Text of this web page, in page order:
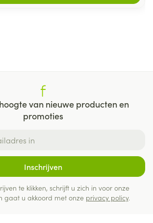
van nieuwe producten en
promoties
Inschrijven
te klikken, schrijft u zich in voor onze
gaat u akkoord met onze privacy policy.